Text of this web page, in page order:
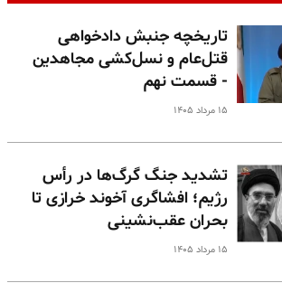
تاریخچه جنبش دادخواهی
قتل‌عام و نسل‌کشی مجاهدین
- قسمت نهم
۱۵ مرداد ۱۴۰۵
تشدید جنگ گرگ‌ها در رأس
رژیم؛ افشاگری آخوند خرازی تا
بحران عقب‌نشینی
۱۵ مرداد ۱۴۰۵